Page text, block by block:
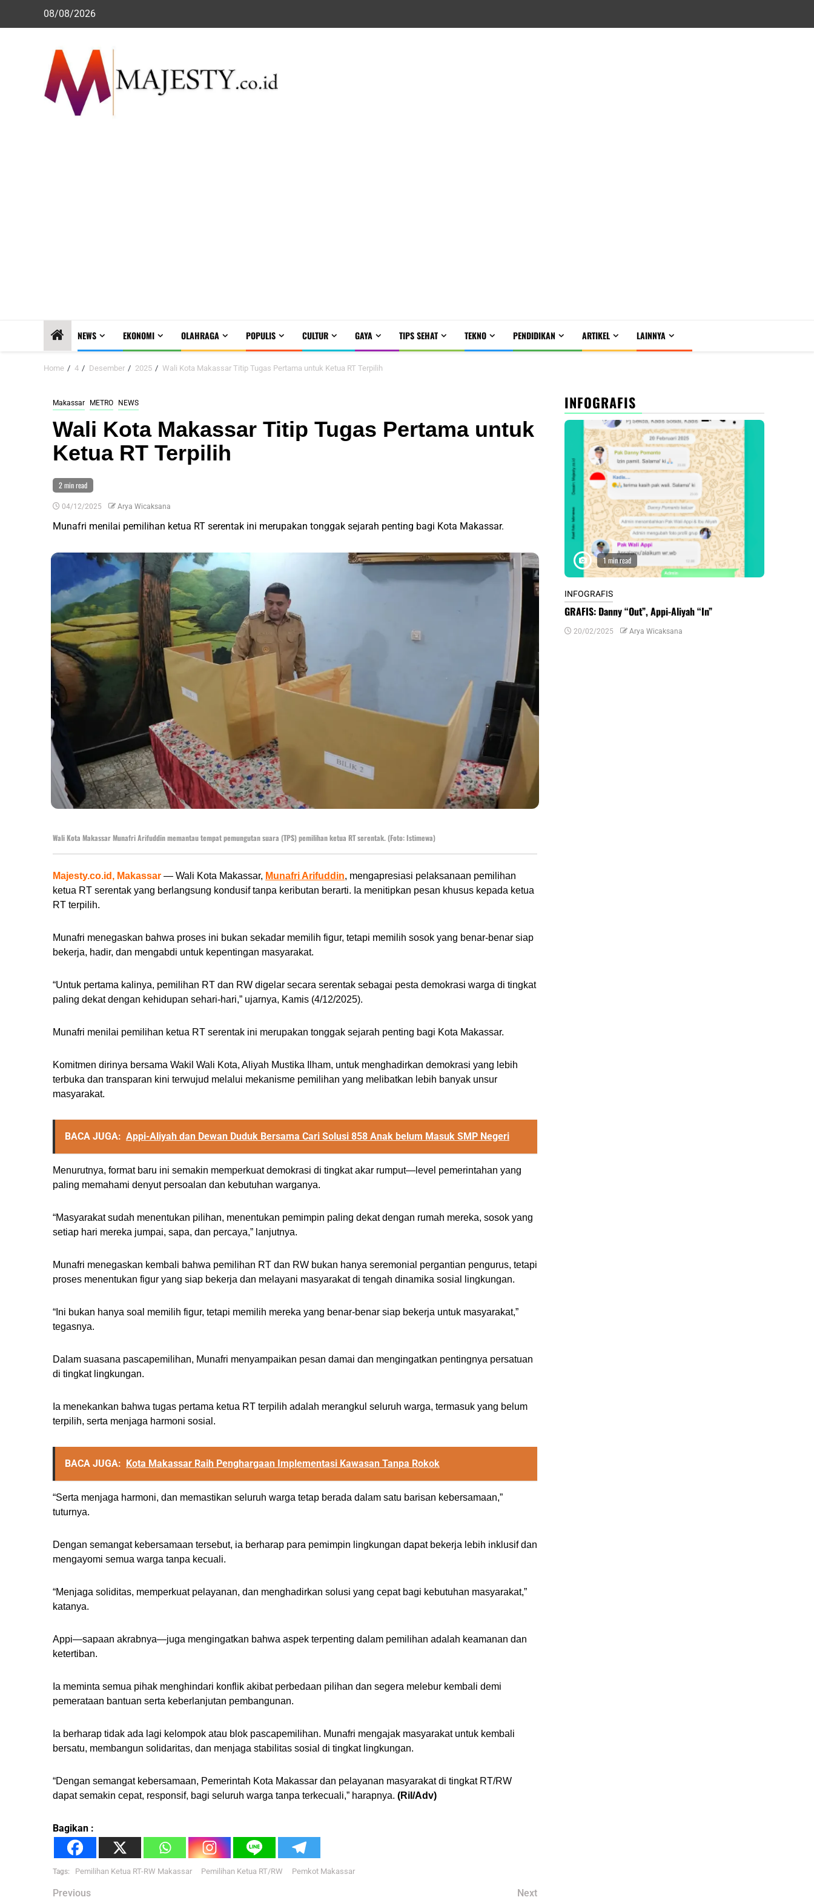
08/08/2026
NEWS EKONOMI OLAHRAGA POPULIS CULTUR GAYA TIPS SEHAT TEKNO PENDIDIKAN ARTIKEL LAINNYA
Home 4 Desember 2025 Wali Kota Makassar Titip Tugas Pertama untuk Ketua RT Terpilih
Makassar METRO NEWS
Wali Kota Makassar Titip Tugas Pertama untuk
Ketua RT Terpilih
2 min read
04/12/2025 Arya Wicaksana
Munafri menilai pemilihan ketua RT serentak ini merupakan tonggak sejarah penting bagi Kota Makassar.
Wali Kota Makassar Munafri Arifuddin memantau tempat pemungutan suara (TPS) pemilihan ketua RT serentak. (Foto: Istimewa)
Majesty.co.id, Makassar — Wali Kota Makassar, Munafri Arifuddin, mengapresiasi pelaksanaan pemilihan
ketua RT serentak yang berlangsung kondusif tanpa keributan berarti. Ia menitipkan pesan khusus kepada ketua
RT terpilih.
Munafri menegaskan bahwa proses ini bukan sekadar memilih figur, tetapi memilih sosok yang benar-benar siap
bekerja, hadir, dan mengabdi untuk kepentingan masyarakat.
“Untuk pertama kalinya, pemilihan RT dan RW digelar secara serentak sebagai pesta demokrasi warga di tingkat
paling dekat dengan kehidupan sehari-hari,” ujarnya, Kamis (4/12/2025).
Munafri menilai pemilihan ketua RT serentak ini merupakan tonggak sejarah penting bagi Kota Makassar.
Komitmen dirinya bersama Wakil Wali Kota, Aliyah Mustika Ilham, untuk menghadirkan demokrasi yang lebih
terbuka dan transparan kini terwujud melalui mekanisme pemilihan yang melibatkan lebih banyak unsur
masyarakat.
BACA JUGA: Appi-Aliyah dan Dewan Duduk Bersama Cari Solusi 858 Anak belum Masuk SMP Negeri
Menurutnya, format baru ini semakin memperkuat demokrasi di tingkat akar rumput—level pemerintahan yang
paling memahami denyut persoalan dan kebutuhan warganya.
“Masyarakat sudah menentukan pilihan, menentukan pemimpin paling dekat dengan rumah mereka, sosok yang
setiap hari mereka jumpai, sapa, dan percaya,” lanjutnya.
Munafri menegaskan kembali bahwa pemilihan RT dan RW bukan hanya seremonial pergantian pengurus, tetapi
proses menentukan figur yang siap bekerja dan melayani masyarakat di tengah dinamika sosial lingkungan.
“Ini bukan hanya soal memilih figur, tetapi memilih mereka yang benar-benar siap bekerja untuk masyarakat,”
tegasnya.
Dalam suasana pascapemilihan, Munafri menyampaikan pesan damai dan mengingatkan pentingnya persatuan
di tingkat lingkungan.
Ia menekankan bahwa tugas pertama ketua RT terpilih adalah merangkul seluruh warga, termasuk yang belum
terpilih, serta menjaga harmoni sosial.
BACA JUGA: Kota Makassar Raih Penghargaan Implementasi Kawasan Tanpa Rokok
“Serta menjaga harmoni, dan memastikan seluruh warga tetap berada dalam satu barisan kebersamaan,”
tuturnya.
Dengan semangat kebersamaan tersebut, ia berharap para pemimpin lingkungan dapat bekerja lebih inklusif dan
mengayomi semua warga tanpa kecuali.
“Menjaga soliditas, memperkuat pelayanan, dan menghadirkan solusi yang cepat bagi kebutuhan masyarakat,”
katanya.
Appi—sapaan akrabnya—juga mengingatkan bahwa aspek terpenting dalam pemilihan adalah keamanan dan
ketertiban.
Ia meminta semua pihak menghindari konflik akibat perbedaan pilihan dan segera melebur kembali demi
pemerataan bantuan serta keberlanjutan pembangunan.
Ia berharap tidak ada lagi kelompok atau blok pascapemilihan. Munafri mengajak masyarakat untuk kembali
bersatu, membangun solidaritas, dan menjaga stabilitas sosial di tingkat lingkungan.
“Dengan semangat kebersamaan, Pemerintah Kota Makassar dan pelayanan masyarakat di tingkat RT/RW
dapat semakin cepat, responsif, bagi seluruh warga tanpa terkecuali,” harapnya. (Ril/Adv)
Bagikan :
Tags: Pemilihan Ketua RT-RW Makassar Pemilihan Ketua RT/RW Pemkot Makassar
Previous
Next
INFOGRAFIS
1 min read
INFOGRAFIS
GRAFIS: Danny “Out”, Appi-Aliyah “In”
20/02/2025 Arya Wicaksana